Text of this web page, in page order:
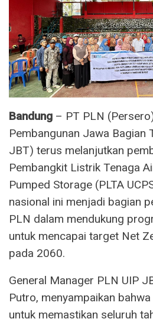
Bandung – PT PLN
Pembangunan Jawa Bagian
JBT) terus melanjutkan
Pembangkit Listrik Tenaga
Pumped Storage (PLTA
nasional ini menjadi bagian
PLN dalam mendukung
untuk mencapai target Net
pada 2060.
General Manager PLN UIP
Putro, menyampaikan
untuk memastikan seluruh